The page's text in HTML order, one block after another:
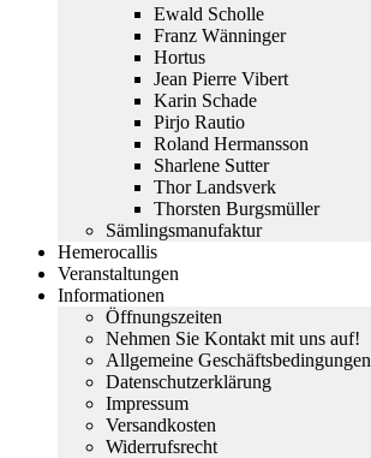
Ewald Scholle
Franz Wänninger
Hortus
Jean Pierre Vibert
Karin Schade
Pirjo Rautio
Roland Hermansson
Sharlene Sutter
Thor Landsverk
Thorsten Burgsmüller
Sämlingsmanufaktur
Hemerocallis
Veranstaltungen
Informationen
Öffnungszeiten
Nehmen Sie Kontakt mit uns auf!
Allgemeine Geschäftsbedingungen
Datenschutzerklärung
Impressum
Versandkosten
Widerrufsrecht